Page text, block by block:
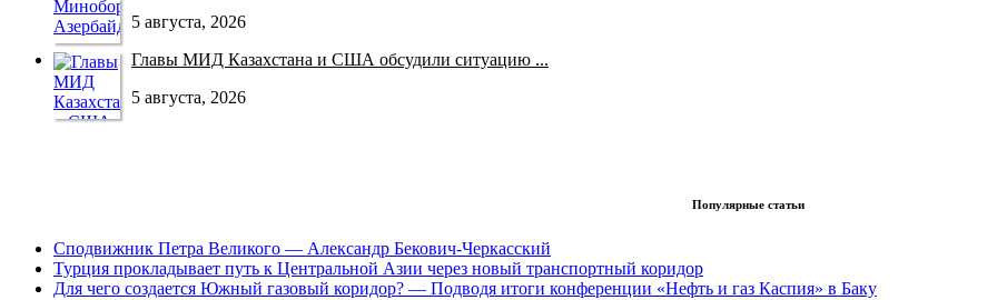
5 августа, 2026
Главы МИД Казахстана и США обсудили ситуацию ...
5 августа, 2026
Популярные статьи
Сподвижник Петра Великого — Александр Бекович-Черкасский
Турция прокладывает путь к Центральной Азии через новый транспортный коридор
Для чего создается Южный газовый коридор? — Подводя итоги конференции «Нефть и газ Каспия» в Баку